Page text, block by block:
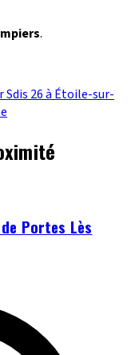
.
Sdis 26 à Étoile-sur-
Portes Lès